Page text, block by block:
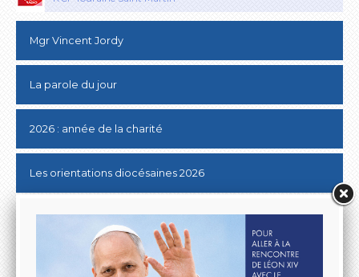
Mgr Vincent Jordy
La parole du jour
2026 : année de la charité
Les orientations diocésaines 2026
Donner au Denier
10 & 20 km de Tours